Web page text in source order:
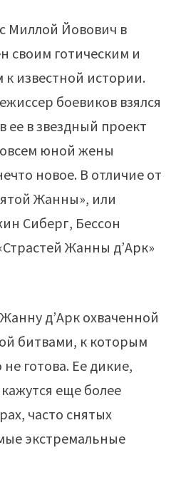
Миллой Йовович в
своим готическим и
известной истории.
боевиков взялся
ее в звездный проект
юной жены
новое. В отличие от
Жанны», или
Сиберг, Бессон
Жанны д’Арк»
д’Арк охваченной
битвами, к которым
готова. Ее дикие,
еще более
часто снятых
экстремальные